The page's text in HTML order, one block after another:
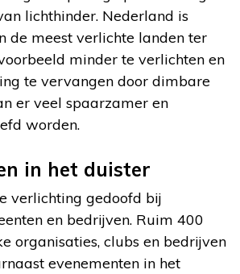
lichthinder. Nederland is
de meest verlichte landen ter
minder te verlichten en
te vervangen door dimbare
er veel spaarzamer en
worden.
in het duister
verlichting gedoofd bij
en bedrijven. Ruim 400
organisaties, clubs en bedrijven
evenementen in het